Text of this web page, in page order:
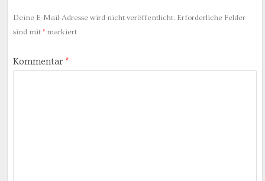
Deine E-Mail-Adresse wird nicht veröffentlicht. Erforderliche Felder
sind mit *markiert
Kommentar *